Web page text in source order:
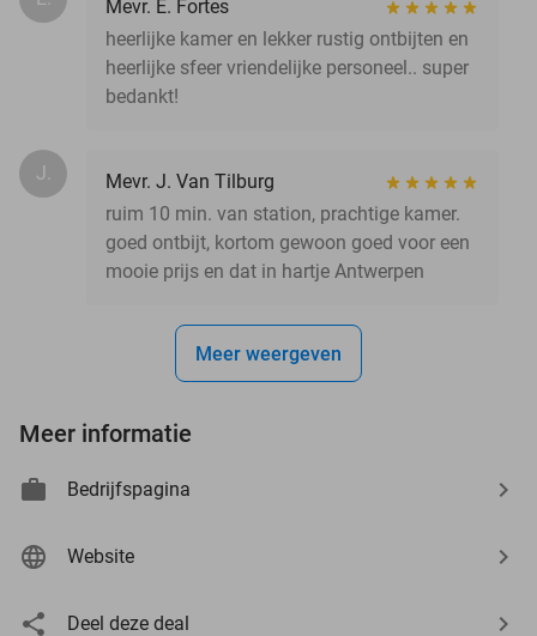
Mevr. E. Fortes
heerlijke kamer en lekker rustig ontbijten en
heerlijke sfeer vriendelijke personeel.. super
bedankt!
J.
Mevr. J. Van Tilburg
ruim 10 min. van station, prachtige kamer.
goed ontbijt, kortom gewoon goed voor een
mooie prijs en dat in hartje Antwerpen
Meer weergeven
Meer informatie
Bedrijfspagina
Website
Deel deze deal